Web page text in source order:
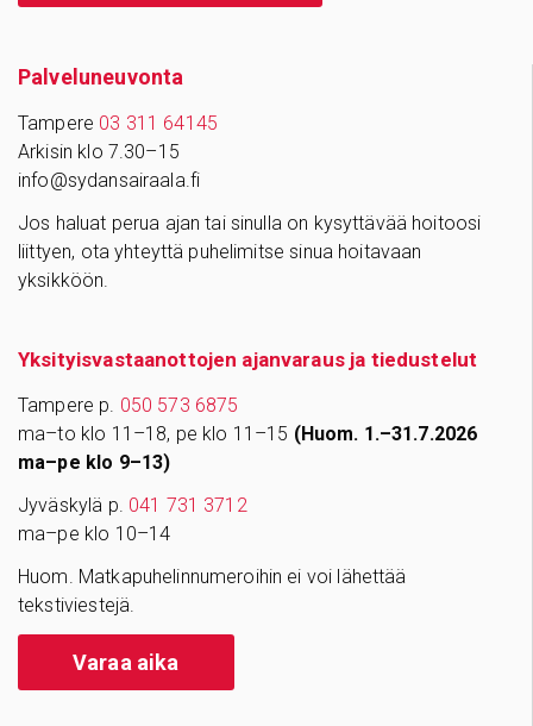
Palve­lu­neu­vonta
Tampere 03 311 64145
Arkisin klo 7.30–15
info@sydansairaala.fi
Jos haluat perua ajan tai sinulla on kysyttävää hoitoosi
liittyen, ota yhteyttä puhelimitse sinua hoitavaan
yksikköön.
Yksityisvastaanottojen ajanvaraus ja tiedustelut
Tampere p. 050 573 6875
ma–to klo 11–18, pe klo 11–15 (Huom. 1.–31.7.2026
ma–pe klo 9–13)
Jyväskylä p. 041 731 3712
ma–pe klo 10–14
Huom. Matkapuhelinnumeroihin ei voi lähettää
tekstiviestejä.
Varaa aika